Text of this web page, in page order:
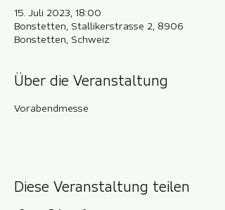
15. Juli 2023, 18:00
Bonstetten, Stallikerstrasse 2, 8906
Bonstetten, Schweiz
Über die Veranstaltung
Vorabendmesse
Diese Veranstaltung teilen